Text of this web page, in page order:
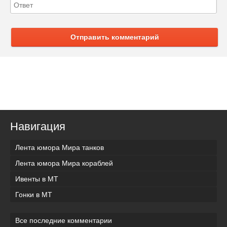
Отправить комментарий
Навигация
Лента юмора Мира танков
Лента юмора Мира кораблей
Ивенты в МТ
Гонки в МТ
Все последние комментарии